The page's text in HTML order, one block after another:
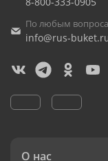
По любым
info@rus-
О нас